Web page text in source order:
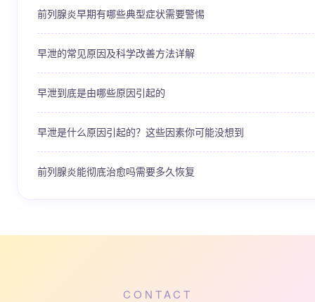
前列腺炎早期有哪些典型症状需要警惕
早泄的常见原因及科学改善方法详解
早泄到底是由哪些原因引起的
早泄是什么原因引起的？这些因素你可能没想到
前列腺炎能彻底治愈吗需要多久恢复
CONTACT